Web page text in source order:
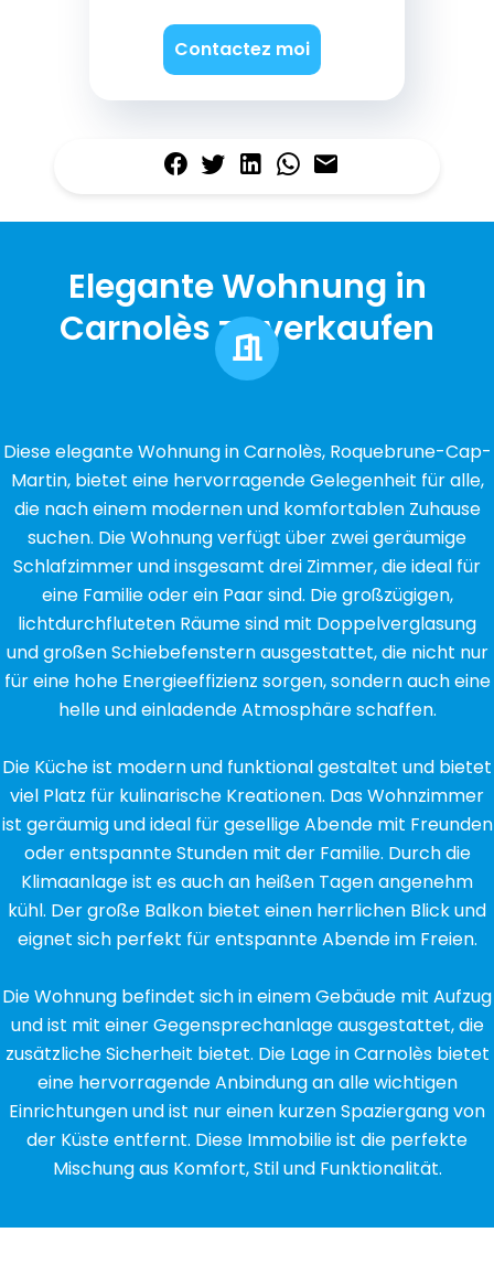
Contactez moi
Elegante Wohnung in
Carnolès zu verkaufen
Diese elegante Wohnung in Carnolès, Roquebrune-Cap-
Martin, bietet eine hervorragende Gelegenheit für alle,
die nach einem modernen und komfortablen Zuhause
suchen. Die Wohnung verfügt über zwei geräumige
Schlafzimmer und insgesamt drei Zimmer, die ideal für
eine Familie oder ein Paar sind. Die großzügigen,
lichtdurchfluteten Räume sind mit Doppelverglasung
und großen Schiebefenstern ausgestattet, die nicht nur
für eine hohe Energieeffizienz sorgen, sondern auch eine
helle und einladende Atmosphäre schaffen.
Die Küche ist modern und funktional gestaltet und bietet
viel Platz für kulinarische Kreationen. Das Wohnzimmer
ist geräumig und ideal für gesellige Abende mit Freunden
oder entspannte Stunden mit der Familie. Durch die
Klimaanlage ist es auch an heißen Tagen angenehm
kühl. Der große Balkon bietet einen herrlichen Blick und
eignet sich perfekt für entspannte Abende im Freien.
Die Wohnung befindet sich in einem Gebäude mit Aufzug
und ist mit einer Gegensprechanlage ausgestattet, die
zusätzliche Sicherheit bietet. Die Lage in Carnolès bietet
eine hervorragende Anbindung an alle wichtigen
Einrichtungen und ist nur einen kurzen Spaziergang von
der Küste entfernt. Diese Immobilie ist die perfekte
Mischung aus Komfort, Stil und Funktionalität.